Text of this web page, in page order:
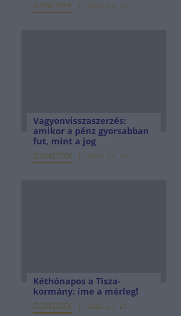
ELEMZÉSEK 2026. júl. 22.
Vagyonvisszaszerzés:
amikor a pénz gyorsabban
fut, mint a jog
ELEMZÉSEK 2026. júl. 21.
Kéthónapos a Tisza-
kormány: íme a mérleg!
ELEMZÉSEK 2026. júl. 21.